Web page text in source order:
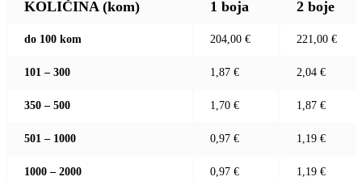
KOLIČINA (kom) 1 boja 2 boje
do 100 kom 204,00 € 221,00 €
101 – 300 1,87 € 2,04 €
350 – 500 1,70 € 1,87 €
501 – 1000 0,97 € 1,19 €
1000 – 2000 0,97 € 1,19 €